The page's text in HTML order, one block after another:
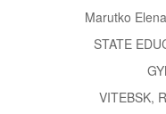
Marutko
STATE
VITEBSK,